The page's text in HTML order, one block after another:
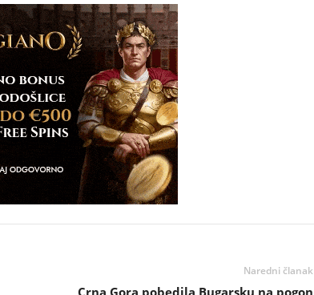
Naredni članak